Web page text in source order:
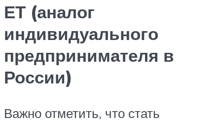
ЕТ (аналог
индивидуального
предпринимателя в
России)
Важно отметить, что стать